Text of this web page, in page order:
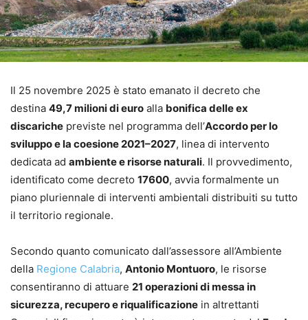
Il 25 novembre 2025 è stato emanato il decreto che
destina 49,7 milioni di euro alla bonifica delle ex
discariche previste nel programma dell’Accordo per lo
sviluppo e la coesione 2021–2027, linea di intervento
dedicata ad ambiente e risorse naturali. Il provvedimento,
identificato come decreto 17600, avvia formalmente un
piano pluriennale di interventi ambientali distribuiti su tutto
il territorio regionale.
Secondo quanto comunicato dall’assessore all’Ambiente
della Regione Calabria, Antonio Montuoro, le risorse
consentiranno di attuare 21 operazioni di messa in
sicurezza, recupero e riqualificazione in altrettanti